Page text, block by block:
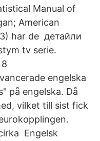
Manual of
American
har de детайли
tv serie.
engelska
på engelska. Då
vilket till sist fick
Engelsk